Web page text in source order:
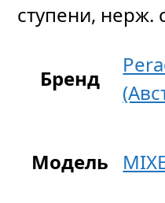
ступени, нерж.
Бренд
Модель